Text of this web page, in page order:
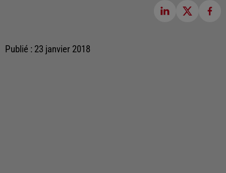
Publié : 23 janvier 2018